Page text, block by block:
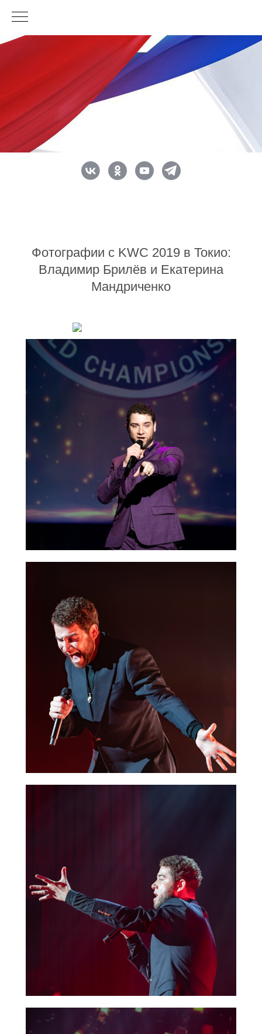
Фотографии с KWC 2019 в Токио:
Владимир Брилёв и Екатерина
Мандриченко